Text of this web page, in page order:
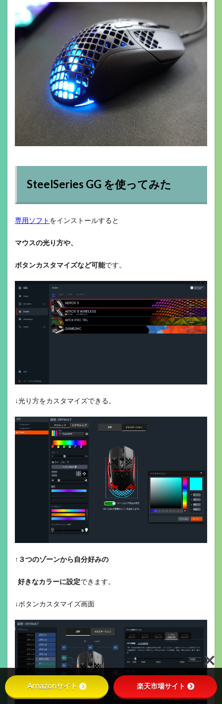
SteelSeries GG を使ってみた
専用ソフト をインストールすると
マウスの光り方や、
ボタンカスタマイズなど可能です。
↓光り方をカスタマイズできる。
↑ ３つのゾーンから自分好みの
好きなカラーに設定できます。
↓ボタンカスタマイズ画面
Amazonサイト 楽天市場サイト